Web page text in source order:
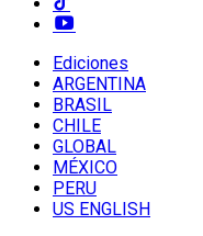
Ediciones
ARGENTINA
BRASIL
CHILE
GLOBAL
MÉXICO
PERU
US ENGLISH